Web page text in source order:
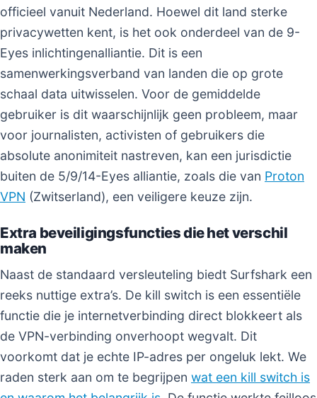
officieel vanuit Nederland. Hoewel dit land sterke
privacywetten kent, is het ook onderdeel van de 9-
Eyes inlichtingenalliantie. Dit is een
samenwerkingsverband van landen die op grote
schaal data uitwisselen. Voor de gemiddelde
gebruiker is dit waarschijnlijk geen probleem, maar
voor journalisten, activisten of gebruikers die
absolute anonimiteit nastreven, kan een jurisdictie
buiten de 5/9/14-Eyes alliantie, zoals die van Proton
VPN (Zwitserland), een veiligere keuze zijn.
Extra beveiligingsfuncties die het verschil
maken
Naast de standaard versleuteling biedt Surfshark een
reeks nuttige extra’s. De kill switch is een essentiële
functie die je internetverbinding direct blokkeert als
de VPN-verbinding onverhoopt wegvalt. Dit
voorkomt dat je echte IP-adres per ongeluk lekt. We
raden sterk aan om te begrijpen wat een kill switch is